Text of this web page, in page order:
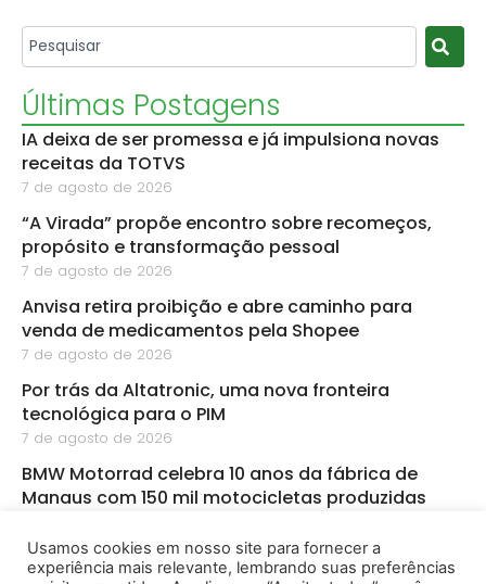
Últimas Postagens
IA deixa de ser promessa e já impulsiona novas
receitas da TOTVS
7 de agosto de 2026
“A Virada” propõe encontro sobre recomeços,
propósito e transformação pessoal
7 de agosto de 2026
Anvisa retira proibição e abre caminho para
venda de medicamentos pela Shopee
7 de agosto de 2026
Por trás da Altatronic, uma nova fronteira
tecnológica para o PIM
7 de agosto de 2026
BMW Motorrad celebra 10 anos da fábrica de
Manaus com 150 mil motocicletas produzidas
BMW amplia aposta em chips e IA para a nova
Usamos cookies em nosso site para fornecer a
experiência mais relevante, lembrando suas preferências